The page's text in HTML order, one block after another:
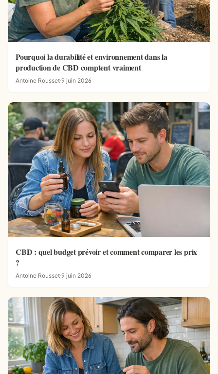
Pourquoi la durabilité et environnement dans la
production de CBD comptent vraiment
Antoine Rousset·9 juin 2026
CBD : quel budget prévoir et comment comparer les prix
?
Antoine Rousset·9 juin 2026